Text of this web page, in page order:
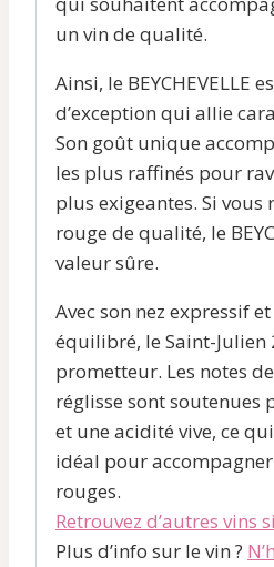
un vin de qualité.
Ainsi, le BEYCHEVELLE
d’exception qui allie
Son goût unique
les plus raffinés pour
plus exigeantes. Si vous
rouge de qualité, le
valeur sûre.
Avec son nez expressif
équilibré, le Saint-Julien
prometteur. Les notes
réglisse sont soutenues
et une acidité vive, ce
idéal pour
rouges.
Retrouvez d’autres vins
Plus d’info sur le vin ?